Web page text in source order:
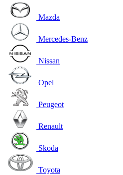
Mazda
Mercedes-Benz
Nissan
Opel
Peugeot
Renault
Skoda
Toyota